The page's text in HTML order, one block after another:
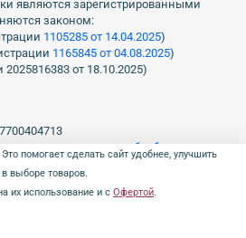
являются зарегистрированными
законом:
1105285 от 14.04.2025)
1165845 от 04.08.2025)
от 18.10.2025)
осуществляющих обработку
рег. № 77-23-150255, Приказ
Это помогает сделать сайт удобнее, улучшить
выборе товаров.
их использование и с Офертой.